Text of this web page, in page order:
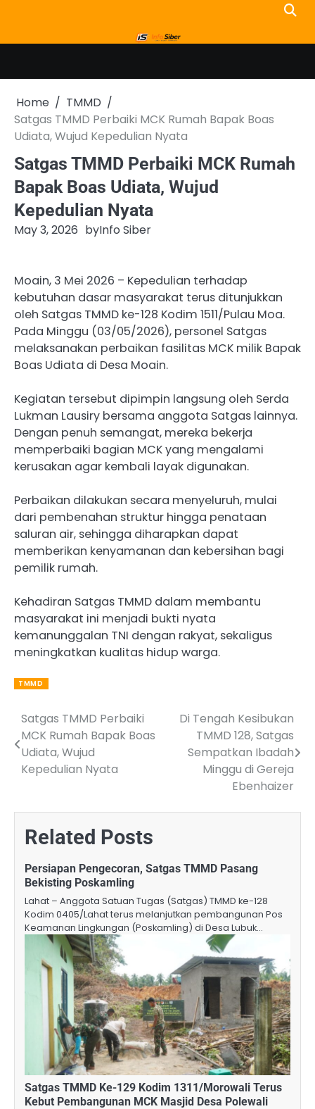
content
Home
TMMD
Satgas TMMD Perbaiki MCK Rumah Bapak Boas
Udiata, Wujud Kepedulian Nyata
Satgas TMMD Perbaiki MCK Rumah
Bapak Boas Udiata, Wujud
Kepedulian Nyata
May 3, 2026 byInfo Siber
Moain, 3 Mei 2026 – Kepedulian terhadap
kebutuhan dasar masyarakat terus ditunjukkan
oleh Satgas TMMD ke-128 Kodim 1511/Pulau Moa.
Pada Minggu (03/05/2026), personel Satgas
melaksanakan perbaikan fasilitas MCK milik Bapak
Boas Udiata di Desa Moain.
Kegiatan tersebut dipimpin langsung oleh Serda
Lukman Lausiry bersama anggota Satgas lainnya.
Dengan penuh semangat, mereka bekerja
memperbaiki bagian MCK yang mengalami
kerusakan agar kembali layak digunakan.
Perbaikan dilakukan secara menyeluruh, mulai
dari pembenahan struktur hingga penataan
saluran air, sehingga diharapkan dapat
memberikan kenyamanan dan kebersihan bagi
pemilik rumah.
Kehadiran Satgas TMMD dalam membantu
masyarakat ini menjadi bukti nyata
kemanunggalan TNI dengan rakyat, sekaligus
meningkatkan kualitas hidup warga.
TMMD
Post
navigation
Satgas TMMD Perbaiki
MCK Rumah Bapak Boas
Udiata, Wujud
Kepedulian Nyata
Di Tengah Kesibukan
TMMD 128, Satgas
Sempatkan Ibadah
Minggu di Gereja
Ebenhaizer
Related Posts
Persiapan Pengecoran, Satgas TMMD Pasang
Bekisting Poskamling
Lahat – Anggota Satuan Tugas (Satgas) TMMD ke-128
Kodim 0405/Lahat terus melanjutkan pembangunan Pos
Keamanan Lingkungan (Poskamling) di Desa Lubuk…
Satgas TMMD Ke-129 Kodim 1311/Morowali Terus
Kebut Pembangunan MCK Masjid Desa Polewali